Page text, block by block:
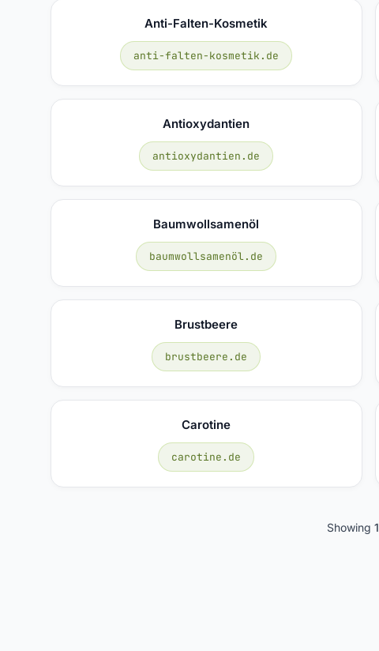
Anti-Falten-Kosmetik
anti-falten-kosmetik.de
Antioxydantien
antioxydantien.de
Baumwollsamenöl
baumwollsamenöl.de
Brustbeere
brustbeere.de
Carotine
carotine.de
Showing 1